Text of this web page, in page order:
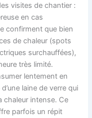
visites de chantier :
en cas
confirment que bien
de chaleur (spots
surchauffées),
très limité.
lentement en
laine de verre qui
chaleur intense. Ce
parfois un répit